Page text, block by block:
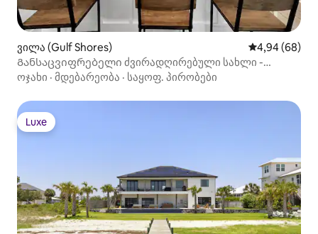
ვილა (Gulf Shores) საშუალო
4,94 (68)
Განსაცვიფრებელი ძვირადღირებული სახლი -
გასეირნება აუზსა და პლაჟზე!
ოჯახი · მდებარეობა · საყოფ. პირობები
Luxe
Luxe